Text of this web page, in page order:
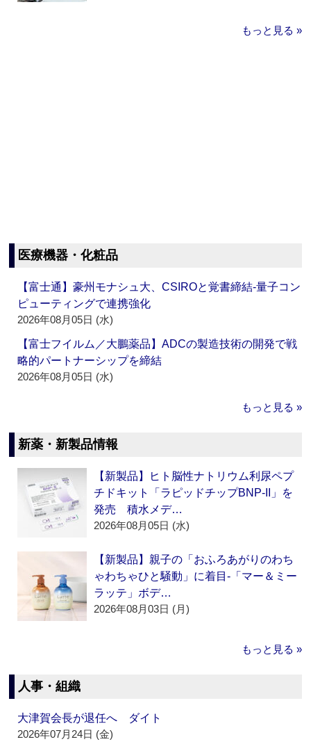
もっと見る »
医療機器・化粧品
【富士通】豪州モナシュ大、CSIROと覚書締結‐量子コン
ピューティングで連携強化
2026年08月05日 (水)
【富士フイルム／大鵬薬品】ADCの製造技術の開発で戦
略的パートナーシップを締結
2026年08月05日 (水)
もっと見る »
新薬・新製品情報
【新製品】ヒト脳性ナトリウム利尿ペプ
チドキット「ラピッドチップBNP-II」を
発売 積水メデ…
2026年08月05日 (水)
【新製品】親子の「おふろあがりのわち
ゃわちゃひと騒動」に着目‐「マー＆ミー
ラッテ」ボデ…
2026年08月03日 (月)
もっと見る »
人事・組織
大津賀会長が退任へ ダイト
2026年07月24日 (金)